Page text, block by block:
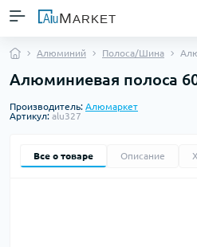
Алюминий Полоса/Шина
Алюминиевая полоса
Производитель: Алюмаркет
Артикул: alu327
Все о товаре Описание